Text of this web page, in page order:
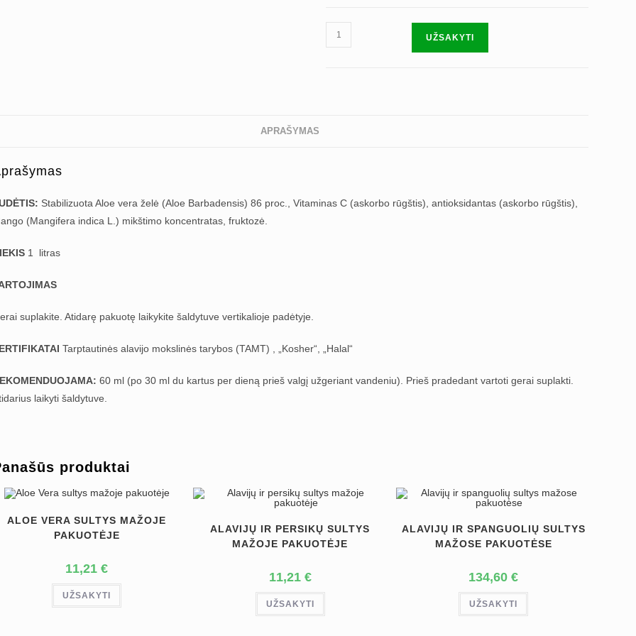
produkto
kiekis:
UŽSAKYTI
APRAŠYMAS
Stabilizuota Aloe vera želė (Aloe Barbadensis) 86 proc., Vitaminas C (askorbo rūgštis), antioksidantas (askorbo rūgštis),
(Mangifera indica L.) mikštimo koncentratas, fruktozė.
1 litras
suplakite. Atidarę pakuotę laikykite šaldytuve vertikalioje padėtyje.
Tarptautinės alavijo mokslinės tarybos (TAMT) , „Kosher“, „Halal“
60 ml (po 30 ml du kartus per dieną prieš valgį užgeriant vandeniu). Prieš pradedant vartoti gerai suplakti.
laikyti šaldytuve.
produktai
ALOE VERA SULTYS MAŽOJE
PAKUOTĖJE
11,21€
UŽSAKYTI
ALAVIJŲ IR PERSIKŲ SULTYS
MAŽOJE PAKUOTĖJE
11,21 €
UŽSAKYTI
ALAVIJŲ IR SPANGUOLIŲ SULTYS
MAŽOSE PAKUOTĖSE
134,60€
UŽSAKYTI